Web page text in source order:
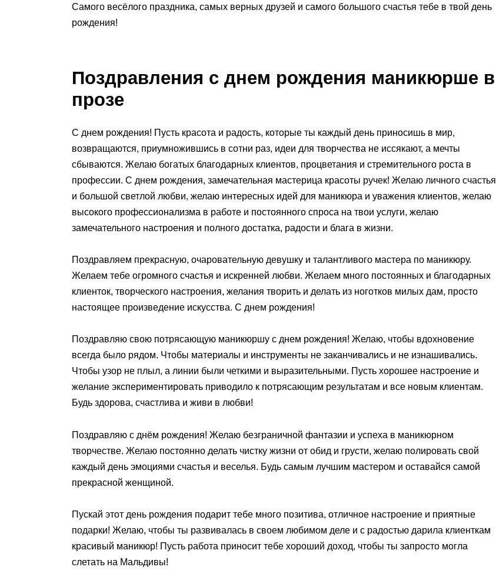
Самого весёлого праздника, самых верных друзей и самого большого счастья тебе в твой день
рождения!
Поздравления с днем рождения маникюрше в
прозе
С днем рождения! Пусть красота и радость, которые ты каждый день приносишь в мир,
возвращаются, приумножившись в сотни раз, идеи для творчества не иссякают, а мечты
сбываются. Желаю богатых благодарных клиентов, процветания и стремительного роста в
профессии. С днем рождения, замечательная мастерица красоты ручек! Желаю личного счастья
и большой светлой любви, желаю интересных идей для маникюра и уважения клиентов, желаю
высокого профессионализма в работе и постоянного спроса на твои услуги, желаю
замечательного настроения и полного достатка, радости и блага в жизни.
Поздравляем прекрасную, очаровательную девушку и талантливого мастера по маникюру.
Желаем тебе огромного счастья и искренней любви. Желаем много постоянных и благодарных
клиенток, творческого настроения, желания творить и делать из ноготков милых дам, просто
настоящее произведение искусства. С днем рождения!
Поздравляю свою потрясающую маникюршу с днем рождения! Желаю, чтобы вдохновение
всегда было рядом. Чтобы материалы и инструменты не заканчивались и не изнашивались.
Чтобы узор не плыл, а линии были четкими и выразительными. Пусть хорошее настроение и
желание экспериментировать приводило к потрясающим результатам и все новым клиентам.
Будь здорова, счастлива и живи в любви!
Поздравляю с днём рождения! Желаю безграничной фантазии и успеха в маникюрном
творчестве. Желаю постоянно делать чистку жизни от обид и грусти, желаю полировать свой
каждый день эмоциями счастья и веселья. Будь самым лучшим мастером и оставайся самой
прекрасной женщиной.
Пускай этот день рождения подарит тебе много позитива, отличное настроение и приятные
подарки! Желаю, чтобы ты развивалась в своем любимом деле и с радостью дарила клиенткам
красивый маникюр! Пусть работа приносит тебе хороший доход, чтобы ты запросто могла
слетать на Мальдивы!